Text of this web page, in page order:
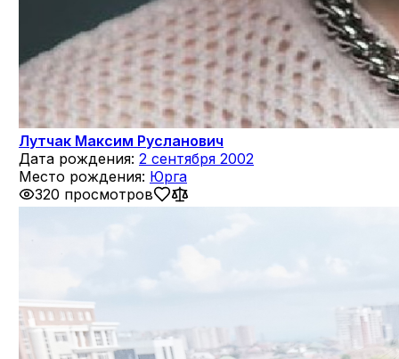
Лутчак Максим Русланович
Дата рождения: 2 сентября 2002
Место рождения: Юрга
320 просмотров